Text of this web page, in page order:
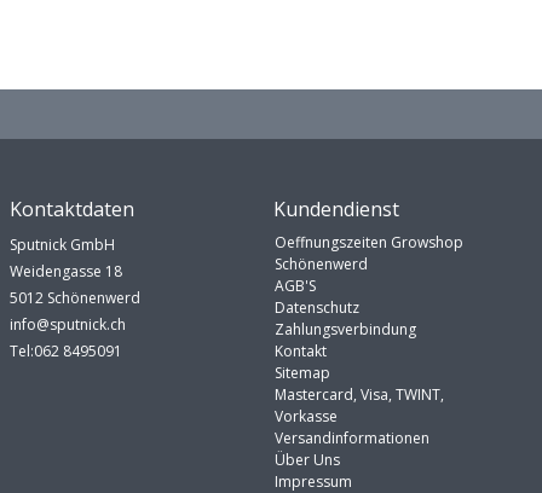
Kontaktdaten
Sputnick GmbH
Weidengasse 18
5012 Schönenwerd
info@sputnick.ch
Tel:062 8495091
Kundendienst
Oeffnungszeiten Growshop
Schönenwerd
AGB'S
Datenschutz
Zahlungsverbindung
Kontakt
Sitemap
Mastercard, Visa, TWINT,
Vorkasse
Versandinformationen
Über Uns
Impressum